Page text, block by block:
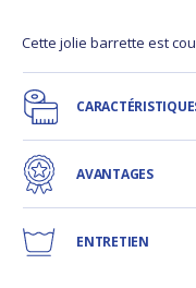
Cette jolie barrette est
AVANTAGES
ENTRETIEN